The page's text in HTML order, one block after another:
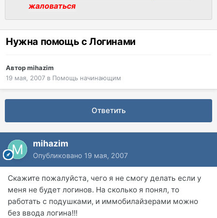
жаловаться
Нужна помощь с Логинами
Авторmihazim
19 мая, 2007 в Помощь начинающим
Ответить
mihazim
Опубликовано 19 мая, 2007
Скажите пожалуйста, чего я не смогу делать если у
меня не будет логинов. На сколько я понял, то
работать с подушками, и иммобилайзерами можно
без ввода логина!!!